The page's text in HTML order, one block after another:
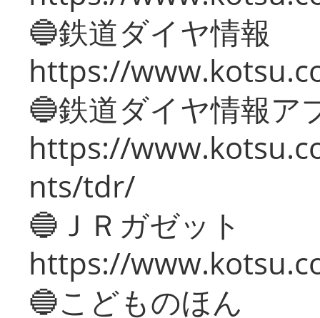
🔵鉄道ダイヤ情報
https://
🔵鉄道ダイヤ情報ア
https://
nts/tdr/
🔵ＪＲガゼット
https://
🔵こどものほん